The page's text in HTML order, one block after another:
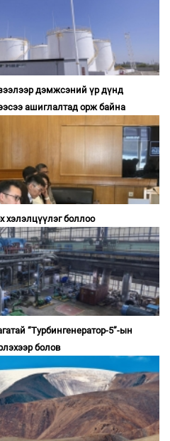
дэмжсэний үр дүнд
ашиглалтад орж байна
хэлэлцүүлэг боллоо
“Турбингенератор-5”-ын
болов